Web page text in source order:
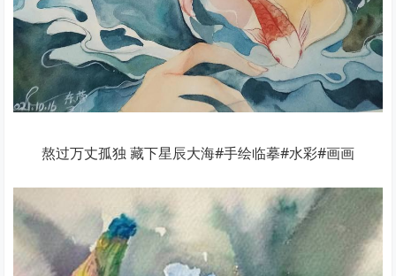
熬过万丈孤独 藏下星辰大海#手绘临摹#水彩#画画